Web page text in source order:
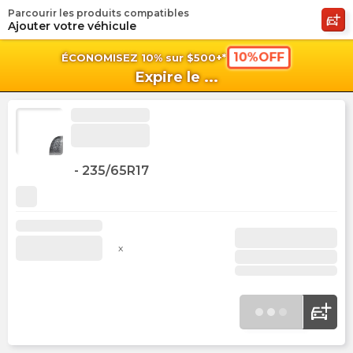
ÉCONOMISEZ 10% sur $500+* 10%OFF
Expire le ...
Parcourir les produits compatibles
Ajouter votre véhicule
- 235/65R17
x
shopping_cart